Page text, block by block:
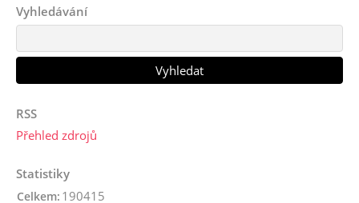
Vyhledávání
RSS
Přehled zdrojů
Statistiky
Celkem: 190415